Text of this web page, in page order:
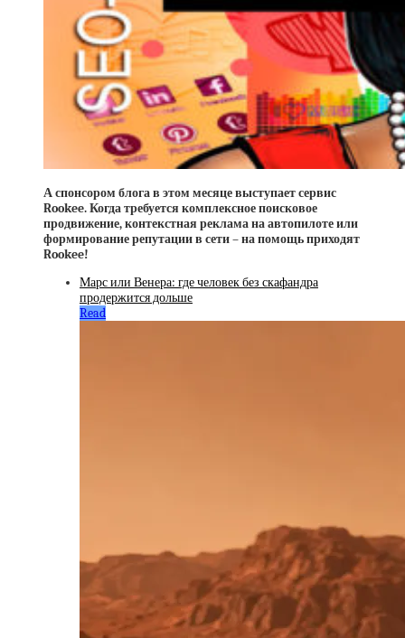
А спонсором блога в этом месяце выступает сервис
Rookee. Когда требуется комплексное поисковое
продвижение, контекстная реклама на автопилоте или
формирование репутации в сети – на помощь приходят
Rookee!
Марс или Венера: где человек без скафандра
продержится дольше
Read